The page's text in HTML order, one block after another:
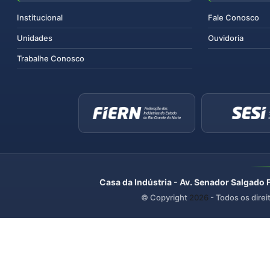
Institucional
Unidades
Trabalhe Conosco
Fale Conosco
Ouvidoria
Casa da Indústria - Av. Senador
© Copyright 2026 - Todos os